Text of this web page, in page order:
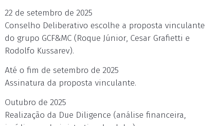
22 de setembro de 2025
Conselho Deliberativo escolhe a proposta vinculante
do grupo GCF&MC (Roque Júnior, Cesar Grafietti e
Rodolfo Kussarev).
Até o fim de setembro de 2025
Assinatura da proposta vinculante.
Outubro de 2025
Realização da Due Diligence (análise financeira,